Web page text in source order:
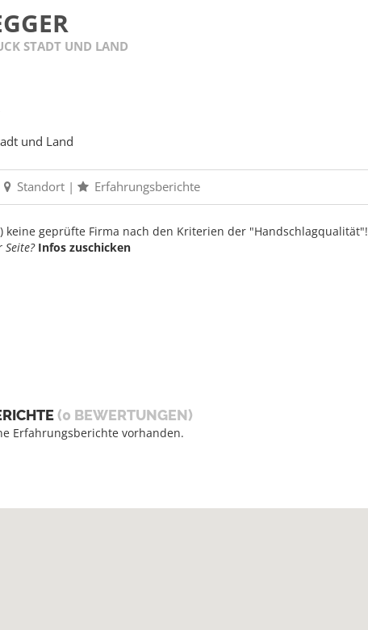
STADT UND LAND
und Land
Standort | Erfahrungsberichte
keine geprüfte Firma nach den Kriterien der "Handschlagqualität"!
Seite? Infos zuschicken
(0 BEWERTUNGEN)
Erfahrungsberichte vorhanden.